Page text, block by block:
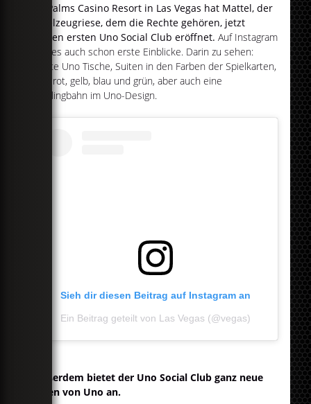
Im Palms Casino Resort in Las Vegas hat Mattel, der
Spielzeugriese, dem die Rechte gehören, jetzt
seinen ersten Uno Social Club eröffnet. Auf Instagram
gibt es auch schon erste Einblicke. Darin zu sehen:
Bunte Uno Tische, Suiten in den Farben der Spielkarten,
also rot, gelb, blau und grün, aber auch eine
Bowlingbahn im Uno-Design.
Sieh dir diesen Beitrag auf Instagram an
Ein Beitrag geteilt von Las Vegas (@vegas)
Außerdem bietet der Uno Social Club ganz neue
Arten von Uno an.